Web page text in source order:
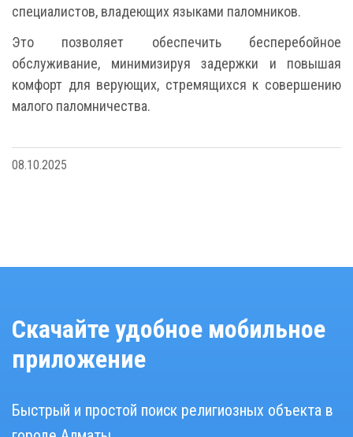
специалистов, владеющих языками паломников.
Это позволяет обеспечить бесперебойное
обслуживание, минимизируя задержки и повышая
комфорт для верующих, стремящихся к совершению
малого паломничества.
08.10.2025
Скачайте удобное мобильное
приложение
Быстрый и простой поиск религиозных объекта в